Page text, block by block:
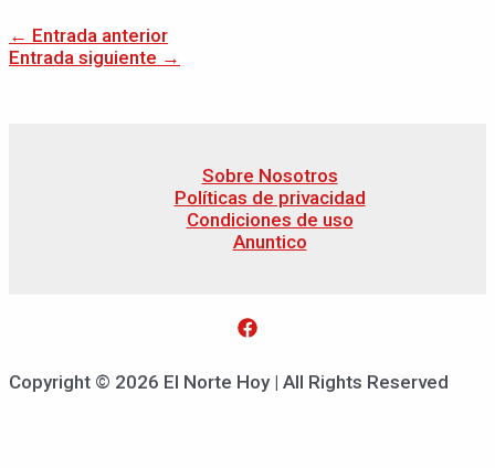
← Entrada anterior
Entrada siguiente →
Sobre Nosotros
Políticas de privacidad
Condiciones de uso
Anuntico
Copyright © 2026 El Norte Hoy | All Rights Reserved